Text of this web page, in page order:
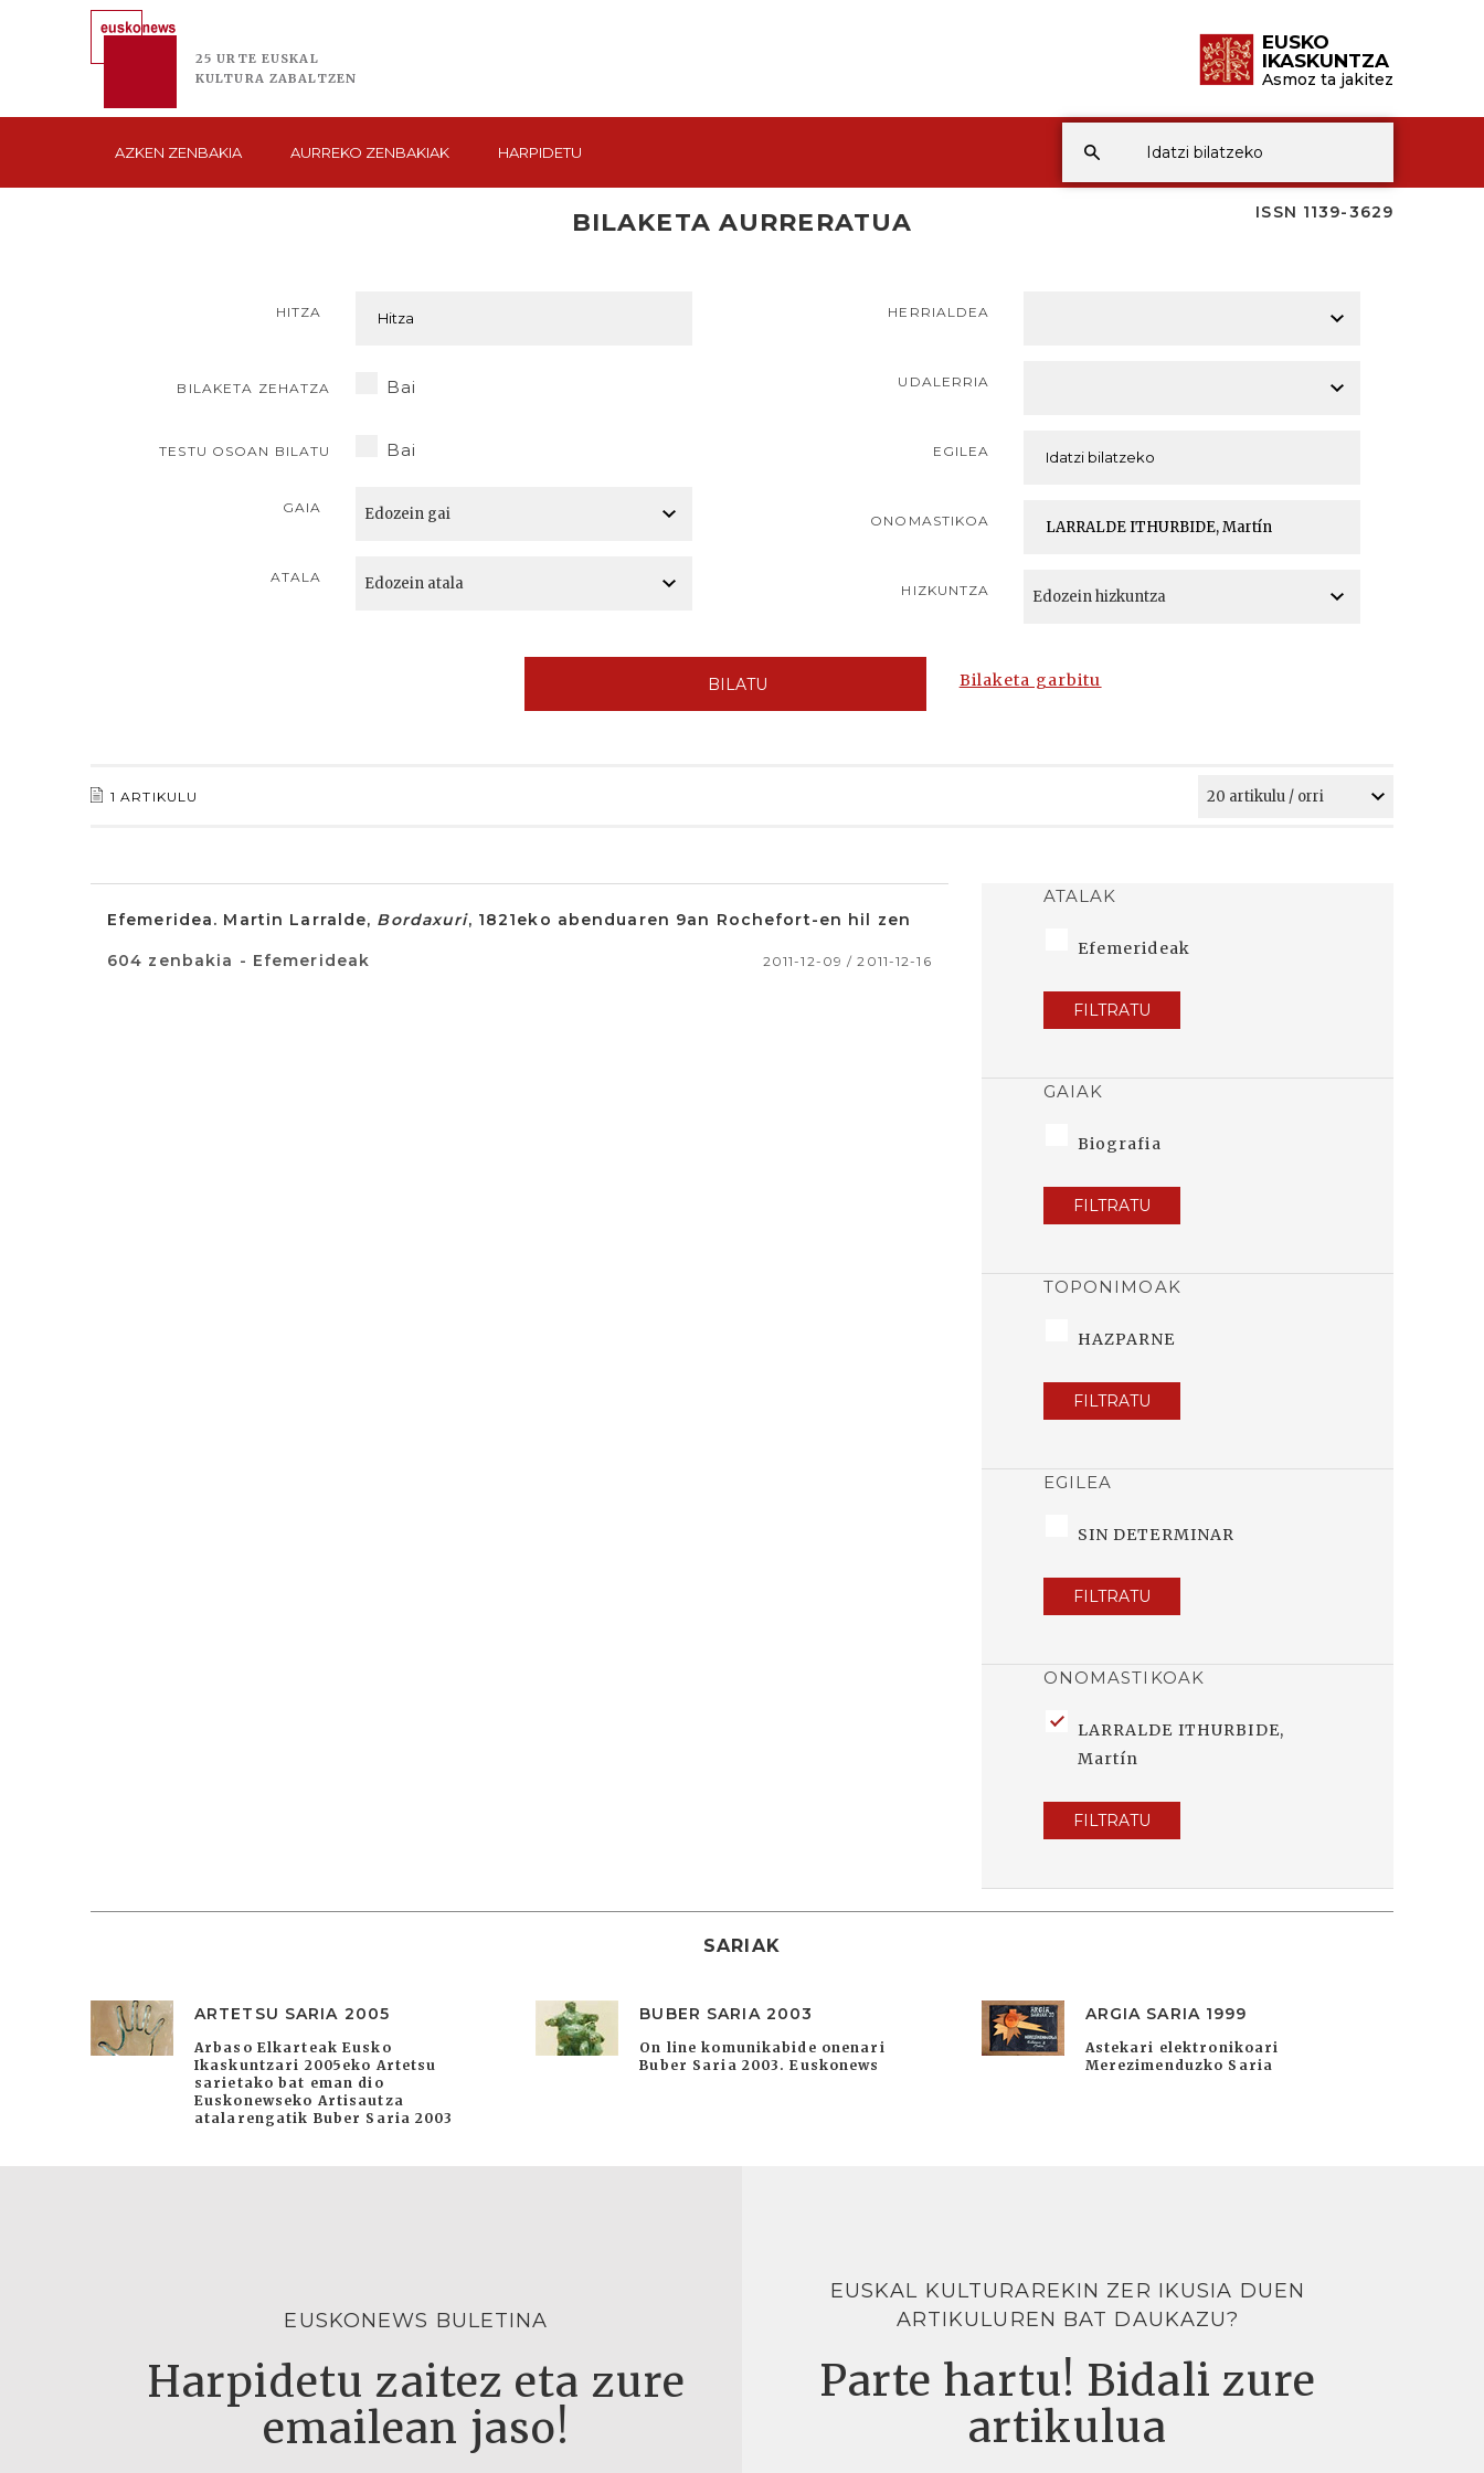
25 URTE EUSKAL
KULTURA ZABALTZEN
EUSKO
IKASKUNTZA
Asmoz ta jakitez
AZKEN ZENBAKIA AURREKO ZENBAKIAK HARPIDETU
ISSN 1139-3629
BILAKETA AURRERATUA
HITZA
BILAKETA ZEHATZA Bai
TESTU OSOAN BILATU Bai
GAIA
ATALA
HERRIALDEA
UDALERRIA
EGILEA
ONOMASTIKOA
HIZKUNTZA
BILATU Bilaketa garbitu
1 ARTIKULU
Efemeridea. Martin Larralde, Bordaxuri, 1821eko abenduaren 9an Rochefort-en hil zen
604 zenbakia - Efemerideak 2011-12-09 / 2011-12-16
ATALAK
Efemerideak
FILTRATU
GAIAK
Biografia
FILTRATU
TOPONIMOAK
HAZPARNE
FILTRATU
EGILEA
SIN DETERMINAR
FILTRATU
ONOMASTIKOAK
LARRALDE ITHURBIDE,
Martín
FILTRATU
SARIAK
ARTETSU SARIA 2005
Arbaso Elkarteak Eusko
Ikaskuntzari 2005eko Artetsu
sarietako bat eman dio
Euskonewseko Artisautza
atalarengatik Buber Saria 2003
BUBER SARIA 2003
On line komunikabide onenari
Buber Saria 2003. Euskonews
ARGIA SARIA 1999
Astekari elektronikoari
Merezimenduzko Saria
EUSKONEWS BULETINA
Harpidetu zaitez eta zure
emailean jaso!
EUSKAL KULTURAREKIN ZER IKUSIA DUEN
ARTIKULUREN BAT DAUKAZU?
Parte hartu! Bidali zure
artikulua